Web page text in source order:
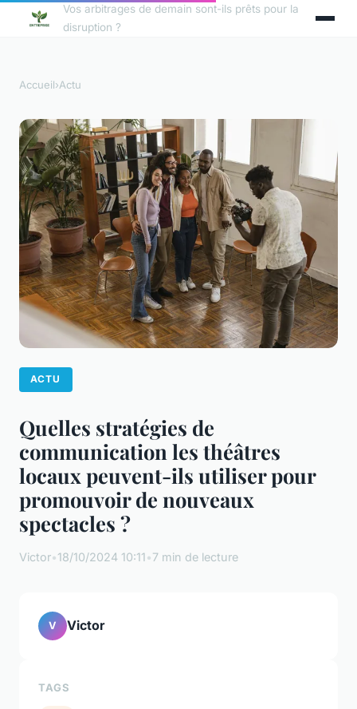
Vos arbitrages de demain sont-ils prêts pour la
disruption ?
Accueil›Actu
ACTU
Quelles stratégies de
communication les théâtres
locaux peuvent-ils utiliser pour
promouvoir de nouveaux
spectacles ?
Victor•18/10/2024 10:11•7 min de lecture
V Victor
TAGS